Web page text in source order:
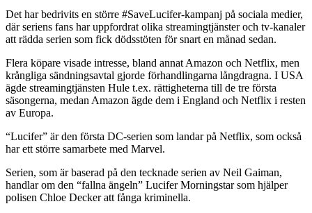
Det har bedrivits en större #SaveLucifer-kampanj på sociala medier,
där seriens fans har uppfordrat olika streamingtjänster och tv-kanaler
att rädda serien som fick dödsstöten för snart en månad sedan.
Flera köpare visade intresse, bland annat Amazon och Netflix, men
krångliga sändningsavtal gjorde förhandlingarna långdragna. I USA
ägde streamingtjänsten Hule t.ex. rättigheterna till de tre första
säsongerna, medan Amazon ägde dem i England och Netflix i resten
av Europa.
“Lucifer” är den första DC-serien som landar på Netflix, som också
har ett större samarbete med Marvel.
Serien, som är baserad på den tecknade serien av Neil Gaiman,
handlar om den “fallna ängeln” Lucifer Morningstar som hjälper
polisen Chloe Decker att fånga kriminella.